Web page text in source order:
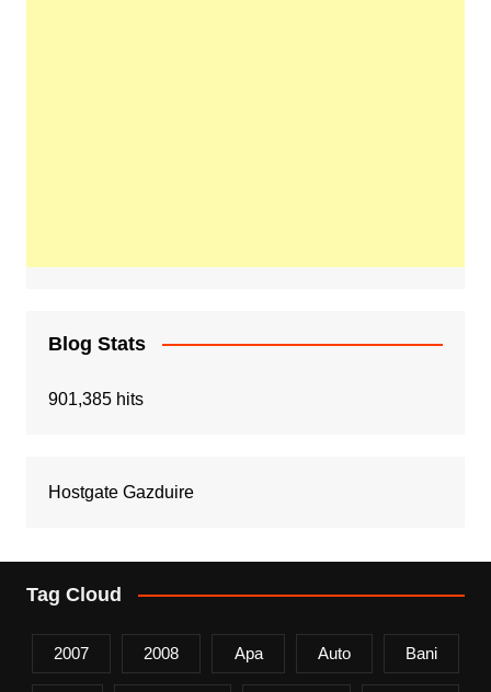
Blog Stats
901,385 hits
Hostgate Gazduire
Tag Cloud
2007 2008 Apa Auto Bani